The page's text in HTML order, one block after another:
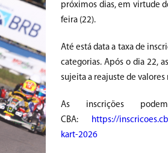
próximos dias, em virtude
feira (22).
Até está data a taxa de
categorias. Após o dia 22,
sujeita a reajuste de
As inscrições
CBA: https://
kart-2026